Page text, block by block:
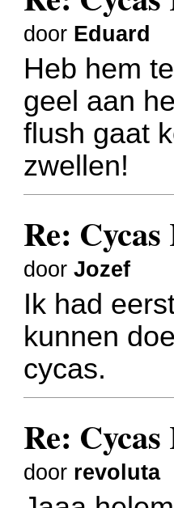
door Eduard
Heb hem
geel aan
flush gaat
zwellen!
Re:
doorJozef
Ik had
kunnen
cycas.
Re:
door revoluta